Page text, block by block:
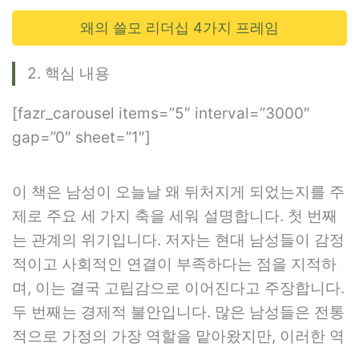
왜의 쓸모 리더십 4가지 프레임
2. 핵심 내용
[fazr_carousel items=”5″ interval=”3000″
gap=”0″ sheet=”1″]
이 책은 남성이 오늘날 왜 뒤처지게 되었는지를 주
제로 주요 세 가지 축을 세워 설명합니다. 첫 번째
는 관계의 위기입니다. 저자는 현대 남성들이 감정
적이고 사회적인 연결이 부족하다는 점을 지적하
며, 이는 결국 고립감으로 이어진다고 주장합니다.
두 번째는 경제적 불안입니다. 많은 남성들은 전통
적으로 가정의 가장 역할을 맡아왔지만, 이러한 역